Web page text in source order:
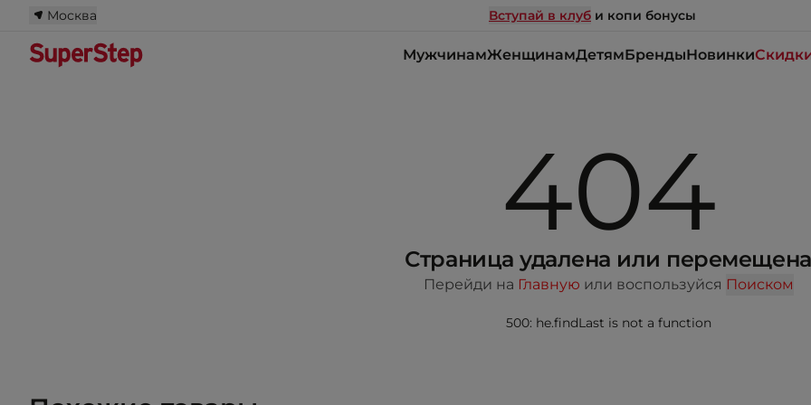
Москва Вступай в клуб и копи бонусы
МужчинамЖенщинамДетямБрендыНовинки
404
Страница удалена или перемещена
Перейди на Главную или воспользуйся Поиском
500: he.findLast is not a function